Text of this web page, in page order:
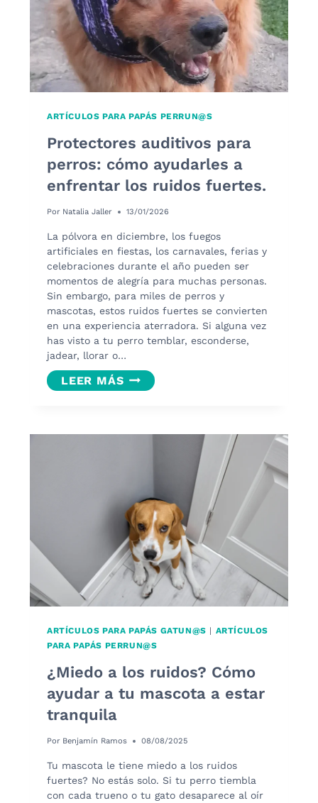
QUE
TU
PERRO
NECESITA
PROTECCIÓN.
ARTÍCULOS PARA PAPÁS PERRUN@S
Protectores auditivos para
perros: cómo ayudarles a
enfrentar los ruidos fuertes.
Por Natalia Jaller 13/01/2026
La pólvora en diciembre, los fuegos
artificiales en fiestas, los carnavales, ferias y
celebraciones durante el año pueden ser
momentos de alegría para muchas personas.
Sin embargo, para miles de perros y
mascotas, estos ruidos fuertes se convierten
en una experiencia aterradora. Si alguna vez
has visto a tu perro temblar, esconderse,
jadear, llorar o…
LEER MÁSPROTECTORES
AUDITIVOS
ENFRENTAR
LOS
RUIDOS
FUERTES.
ARTÍCULOS PARA PAPÁS GATUN@S | ARTÍCULOS
PARA PAPÁS PERRUN@S
¿Miedo a los ruidos? Cómo
ayudar a tu mascota a estar
tranquila
Por Benjamín Ramos 08/08/2025
Tu mascota le tiene miedo a los ruidos
fuertes? No estás solo. Si tu perro tiembla
con cada trueno o tu gato desaparece al oír